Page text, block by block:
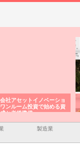
社アセットイノベーショ
ンルーム投資で始める資
と老後準備
製造業